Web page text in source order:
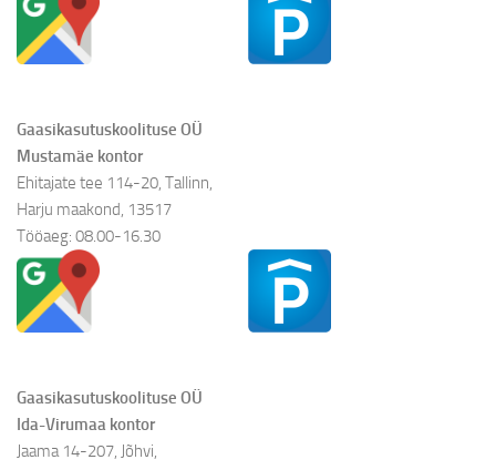
Gaasikasutuskoolituse OÜ
Mustamäe kontor
Ehitajate tee 114-20, Tallinn,
Harju maakond, 13517
Tööaeg: 08.00-16.30
Gaasikasutuskoolituse OÜ
Ida-Virumaa kontor
Jaama 14-207, Jõhvi,